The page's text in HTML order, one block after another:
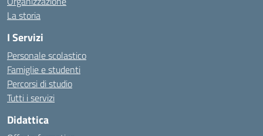
La storia
I Servizi
Personale scolastico
Famiglie e studenti
Percorsi di studio
Tutti i servizi
Didattica